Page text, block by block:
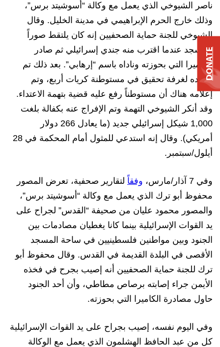
ناصر الشيوخي الذي يعمل مع وكالة “أسوشيتد برس”،
وذلك خارج الحرم الإبراهيمي في مدينة الخليل. وقال
الشيوخي للجنة حماية الصحفيين إنه كان يلتقط صوراً
للمسجد عندما اقترب منه جندي إسرائيلي ثم صادر
الكاميرا التي بحوزته وناداه باسم “إرهابي”. بعد ذلك تم
اقتياده لغرفة تحقيق في مستوطنة كريات أربع، وتم
إعلامه هناك أن مستوطناً رفع عليه قضية بتهمة الاعتداء.
وقد أنكر الشيوخي التهمة وتم الإفراج عنه بكفالة بلغت
1,000 شيكل إسرائيلي جديد (ما يعادل 266 دولار
أمريكي). وقال إنه استدعي للمثول أمام المحكمة في 28
أيلول/سبتمبر.
وفي 7 آذار/مارس، وفقاً لتقارير صحفية، تعرض المصور
محفوظ أبو ترك الذي يعمل مع وكالة “أسوشيتد برس”،
والمصور محمود عليان من صحيفة “القدس” لجراح على
يد القوات الإسرائيلية بينما كانا يغطيان مصادمات بين
الجنود وبين مواطنين فلسطينيين في ساحة المسجد
الأقصى في البلدة القديمة في القدس. وقال محفوظ أبو
ترك للجنة حماية الصحفيين أنه إصيب بجرح في فخذه
الأيمن جراء إصابته برصاص مطاطي، وأن أحد الجنود
حاول مصادرة الكاميرا التي بحوزته.
وفي اليوم نفسه، إصيب بجراح على يد القوات الإسرائيلية
كل من عبد الحافظ الهشلمون الذي يعمل مع الوكالة
DONATE